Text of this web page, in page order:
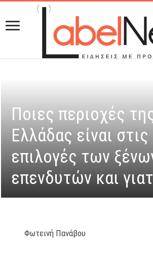
Ποιες περιοχές
Ελλάδας είναι
επιλογές των
επενδυτών και
Φωτεινή Πανάβου